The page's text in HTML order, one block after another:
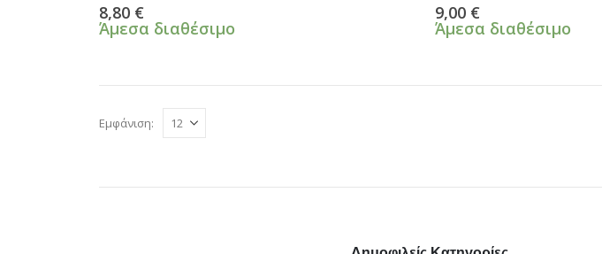
8,80 €
Άμεσα διαθέσιμο
9,00 €
Άμεσα διαθέσιμο
Εμφάνιση: